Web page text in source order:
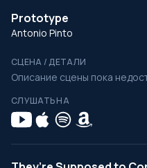
Prototype
Antonio Pinto
СЦЕНА / ДЕТАЛИ
Описание сцены пока
СЛУШАТЬ НА